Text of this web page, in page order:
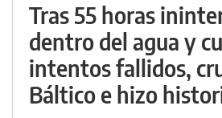
Tras 55 horas
dentro del agua y
intentos fallidos,
Báltico e hizo